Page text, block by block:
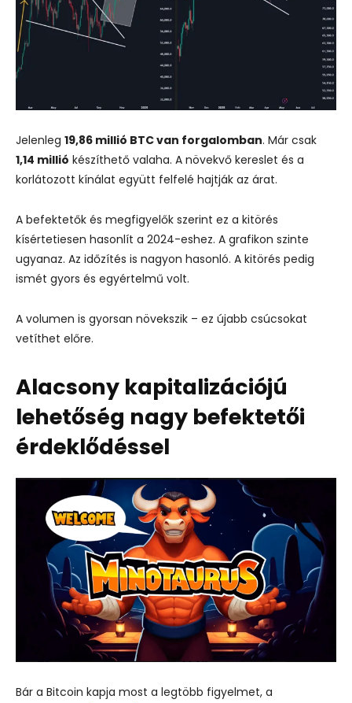
Jelenleg 19,86 millió BTCvan forgalomban. Már csak
1,14 millió készíthető valaha. A növekvő kereslet és a
korlátozott kínálat együtt felfelé hajtják az árat.
A befektetők és megfigyelők szerint ez a kitörés
kísértetiesen hasonlít a 2024-eshez. A grafikon szinte
ugyanaz. Az időzítés is nagyon hasonló. A kitörés pedig
ismét gyors és egyértelmű volt.
A volumen is gyorsan növekszik – ez újabb csúcsokat
vetíthet előre.
Alacsony kapitalizációjú
lehetőség nagy befektetői
érdeklődéssel
Bár a Bitcoin kapja most a legtöbb figyelmet, a